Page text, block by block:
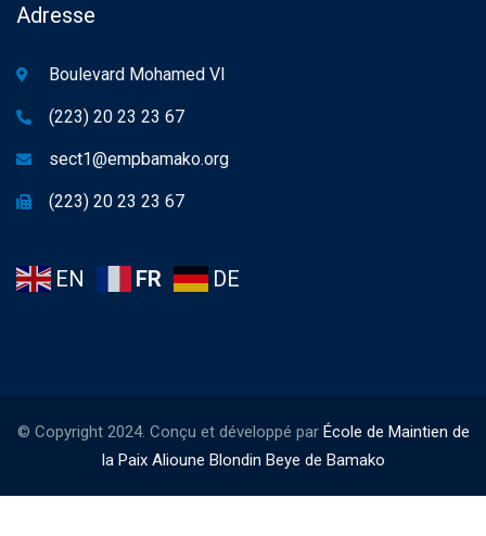
Adresse
Boulevard Mohamed VI
(223) 20 23 23 67
sect1@empbamako.org
(223) 20 23 23 67
EN FR DE
© Copyright 2024. Conçu et développé par École de Maintien de
la Paix Alioune Blondin Beye de Bamako